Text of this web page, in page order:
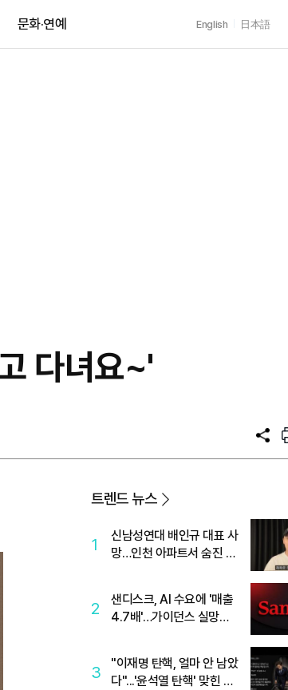
문화·연예 English 日本語
다녀요~'
공
트렌드 뉴스
1
신남성연대 배인규 대표 사
망…인천 아파트서 숨진 채
2
샌디스크, AI 수요에 '매출
4.7배'…가이던스 실망에
3
"이재명 탄핵, 얼마 안 남았
다"...'윤석열 탄핵' 맞힌 무